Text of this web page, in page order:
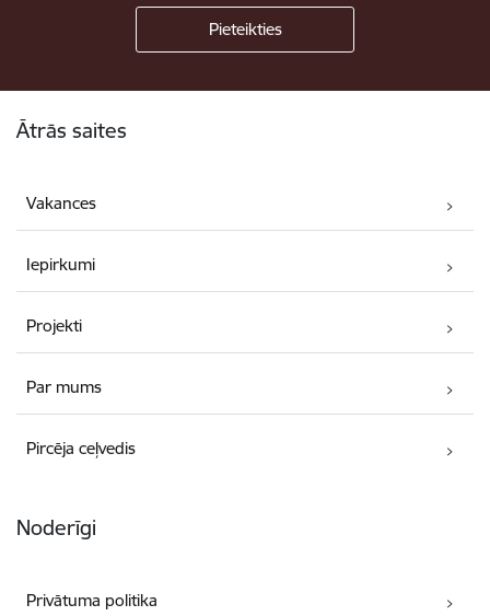
Ātrās saites
Vakances
Iepirkumi
Projekti
Par mums
Pircēja ceļvedis
Noderīgi
Privātuma politika